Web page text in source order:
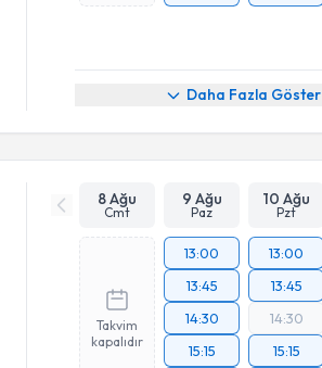
Daha Fazla Göster
8 Ağu
Cmt
9 Ağu
Paz
10 Ağu
Pzt
Takvim
kapalıdır
13:00
13:45
14:30
15:15
13:00
13:45
14:30
15:15